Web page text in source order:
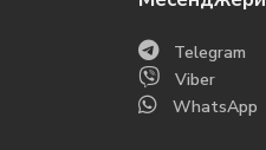
Telegram
Viber
WhatsApp